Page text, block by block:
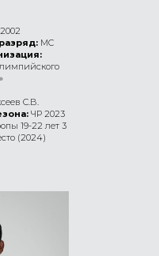
2002
МС
С.В.
ЧР 2023
19-22 лет 3
(2024)